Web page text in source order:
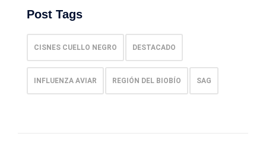
Post Tags
CISNES CUELLO NEGRO DESTACADO
INFLUENZA AVIAR REGIÓN DEL BIOBÍO SAG